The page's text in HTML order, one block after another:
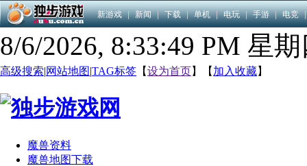
新游戏 | 新闻 | 下载 | 单机 | 电玩 | 手游 | 电竞 |
8/6/2026, 8:33:50 PM 星
高级搜索|网站地图|TAG标签 【设为首页】【 加入收藏】
魔兽资料
魔兽地图下载